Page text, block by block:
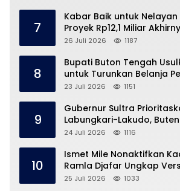
7
Kabar Baik untuk
Proyek Rp12,1 Miliar
26 Juli 2026 1187
8
Bupati Buton Tengah
untuk Turunkan Belanja
23 Juli 2026 1151
9
Gubernur Sultra
Labungkari-Lakudo,
Km
24 Juli 2026 1116
10
Ismet Mile Nonaktifkan
Ramla Djafar Ungkap
25 Juli 2026 1033